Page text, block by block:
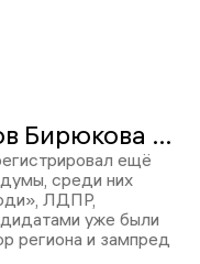
Еще шесть конкурентов Бирюкова получили удостоверения кандидатов в депутаты ГД
ещё
среди них
ЛДПР,
уже были
региона и зампред